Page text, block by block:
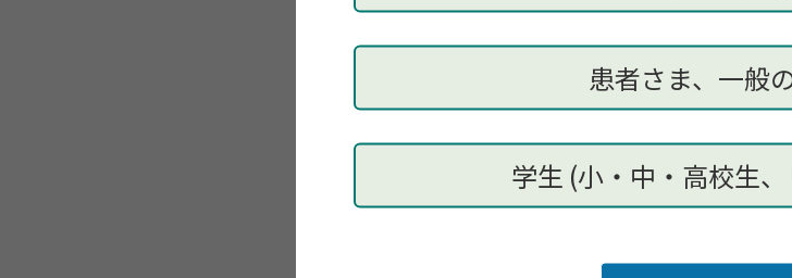
患者さま、一般
学生 (小・中・高校生